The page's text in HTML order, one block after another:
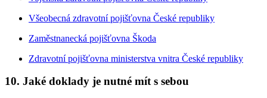
Všeobecná zdravotní pojišťovna České republiky
Zaměstnanecká pojišťovna Škoda
Zdravotní pojišťovna ministerstva vnitra České republiky
10. Jaké doklady je nutné mít s sebou